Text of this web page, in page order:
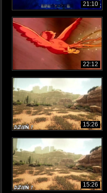
21:10
22:12
15:26
15:26